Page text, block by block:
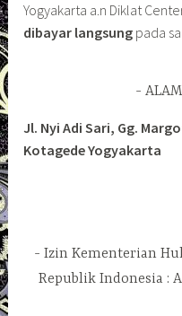
Yogyakarta a.n Diklat
dibayar langsung pada
Jl. Nyi Adi Sari, Gg.
Kotagede Yogyakarta
Izin Kementerian
Republik Indonesia :